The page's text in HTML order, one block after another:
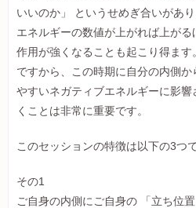
いいのか」 というせめぎ合いがあ
エネルギーの数値が上がれば上が
作用が強くなることも起こり得ます。
ですから、この時期に自分の内側
やすいネガティブエネルギーに影
くことは非常に重要です。
このセッションの特徴は以下の3つで
その1
ご自身の内側にご自身の 「立ち位